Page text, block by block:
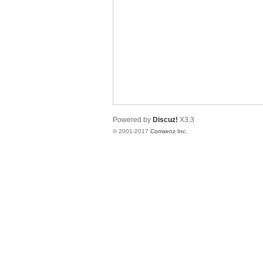
Powered by Discuz! X3.3
© 2001-2017 Comsenz Inc.